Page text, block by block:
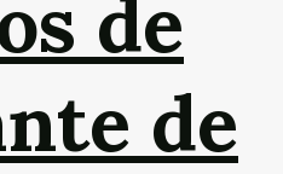
de
de